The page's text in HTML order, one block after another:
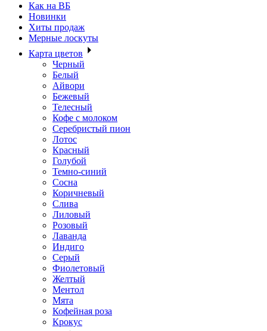
Как на ВБ
Новинки
Хиты продаж
Мерные лоскуты
Карта цветов
Черный
Белый
Айвори
Бежевый
Телесный
Кофе с молоком
Серебристый пион
Лотос
Красный
Голубой
Темно-синий
Сосна
Коричневый
Слива
Лиловый
Розовый
Лаванда
Индиго
Серый
Фиолетовый
Желтый
Ментол
Мята
Кофейная роза
Крокус